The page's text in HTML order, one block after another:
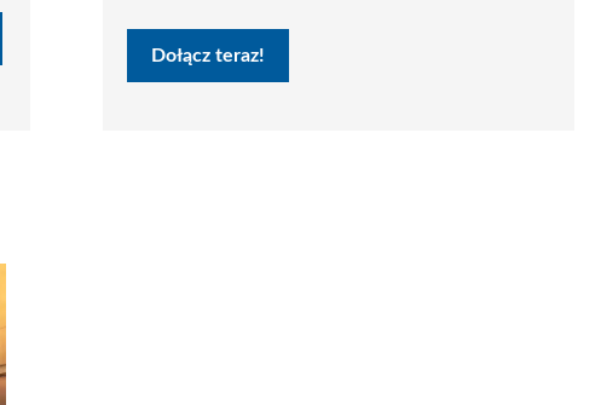
Dołącz teraz!